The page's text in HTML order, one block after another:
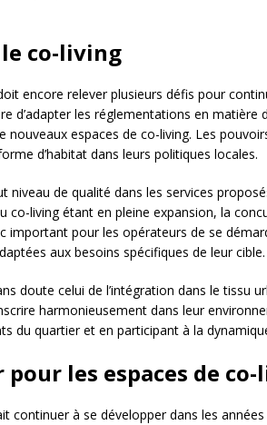
co-living
encore relever plusieurs défis pour
d’adapter les réglementations en matière
espaces de co-living. Les
d’habitat dans leurs politiques locales.
niveau de qualité dans les services
co-living étant en pleine expansion, la
important pour les opérateurs de se
aux besoins spécifiques de leur cible.
doute celui de l’intégration dans le tissu
harmonieusement dans leur
du quartier et en participant à la
les espaces de
continuer à se développer dans les